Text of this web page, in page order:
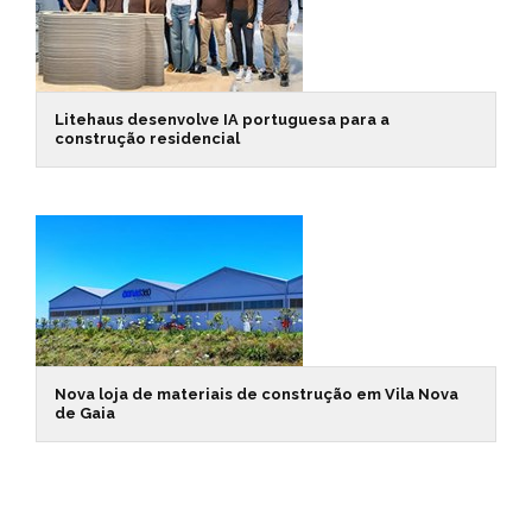
Litehaus desenvolve IA portuguesa para a
construção residencial
Nova loja de materiais de construção em Vila Nova
de Gaia